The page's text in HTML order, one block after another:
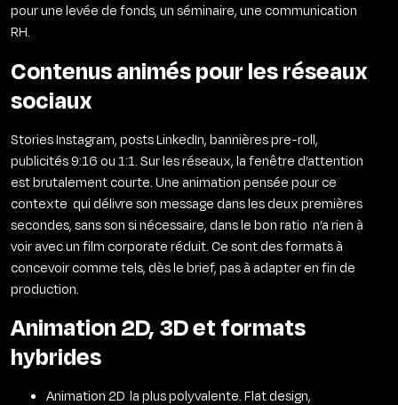
pour une levée de fonds, un séminaire, une communication
RH.
Contenus animés pour les réseaux
sociaux
Stories Instagram, posts LinkedIn, bannières pre-roll,
publicités 9:16 ou 1:1. Sur les réseaux, la fenêtre d’attention
est brutalement courte. Une animation pensée pour ce
contexte qui délivre son message dans les deux premières
secondes, sans son si nécessaire, dans le bon ratio n’a rien à
voir avec un film corporate réduit. Ce sont des formats à
concevoir comme tels, dès le brief, pas à adapter en fin de
production.
Animation 2D, 3D et formats
hybrides
Animation 2D la plus polyvalente. Flat design,